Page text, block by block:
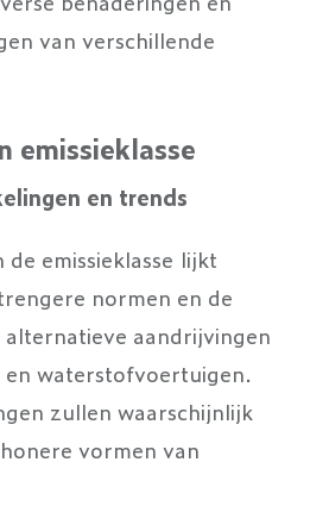
van verschillende
emissieklasse
en trends
emissieklasse lijkt
normen en de
aandrijvingen
en waterstofvoertuigen.
zullen waarschijnlijk
vormen van